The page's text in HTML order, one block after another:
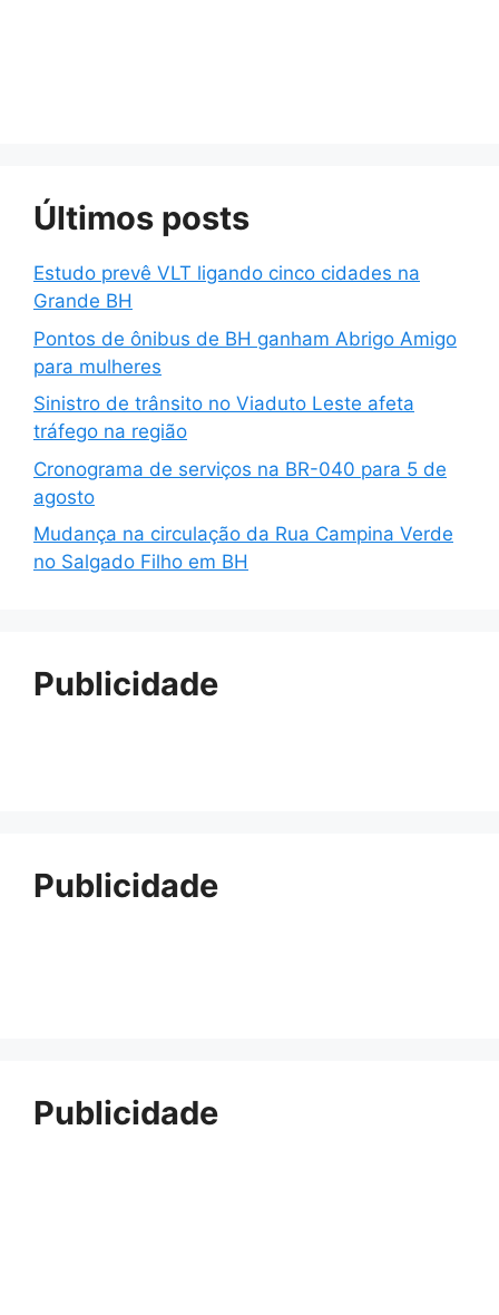
Últimos posts
Estudo prevê VLT ligando cinco cidades na
Grande BH
Pontos de ônibus de BH ganham Abrigo Amigo
para mulheres
Sinistro de trânsito no Viaduto Leste afeta
tráfego na região
Cronograma de serviços na BR-040 para 5 de
agosto
Mudança na circulação da Rua Campina Verde
no Salgado Filho em BH
Publicidade
Publicidade
Publicidade